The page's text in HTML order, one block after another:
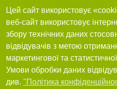
Цей сайт використовує
веб-сайт використовує
збору технічних даних
відвідувачів з метою
маркетингової та
Умови обробки даних
див. "Політика